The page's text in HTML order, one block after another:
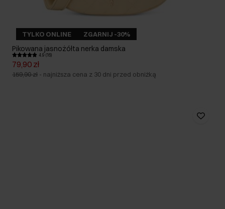
TYLKO ONLINE ZGARNIJ -30%
Pikowana jasnożółta nerka damska
4.9 (16)
79,90 zł
159,90 zł - najniższa cena z 30 dni przed obniżką